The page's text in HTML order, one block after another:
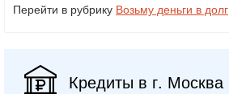
Перейти в рубрику Возьму деньги в долг
Кредиты в г. Москва